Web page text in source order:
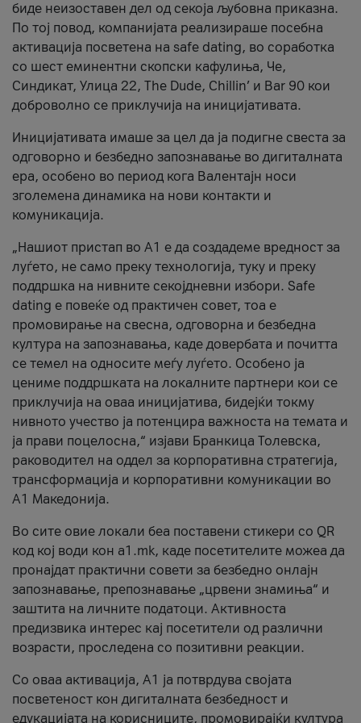
биде неизоставен дел од секоја љубовна приказна.
По тој повод, компанијата реализираше посебна
активација посветена на safe dating, во соработка
со шест еминентни скопски кафулиња, Че,
Синдикат, Улица 22, The Dude, Chillin’ и Bar 90 кои
доброволно се приклучија на иницијативата.
Иницијативата имаше за цел да ја подигне свеста за
одговорно и безбедно запознавање во дигиталната
ера, особено во период кога Валентајн носи
зголемена динамика на нови контакти и
комуникација.
„Нашиот пристап во А1 е да создадеме вредност за
луѓето, не само преку технологија, туку и преку
поддршка на нивните секојдневни избори. Safe
dating е повеќе од практичен совет, тоа е
промовирање на свесна, одговорна и безбедна
култура на запознавања, каде довербата и почитта
се темел на односите меѓу луѓето. Особено ја
цениме поддршката на локалните партнери кои се
приклучија на оваа иницијатива, бидејќи токму
нивното учество ја потенцира важноста на темата и
ја прави поцелосна,“ изјави Бранкица Толевска,
раководител на оддел за корпоративна стратегија,
трансформација и корпоративни комуникации во
А1 Македонија.
Во сите овие локали беа поставени стикери со QR
код кој води кон a1.mk, каде посетителите можеа да
пронајдат практични совети за безбедно онлајн
запознавање, препознавање „црвени знамиња“ и
заштита на личните податоци. Активноста
предизвика интерес кај посетители од различни
возрасти, проследена со позитивни реакции.
Со оваа активација, А1 ја потврдува својата
посветеност кон дигиталната безбедност и
едукацијата на корисниците, промовирајќи култура